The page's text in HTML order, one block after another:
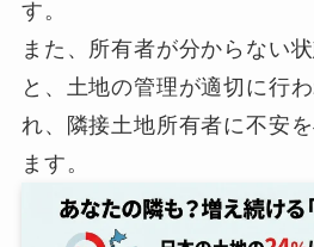
す。
また、所有者が分からない
と、土地の管理が適切に行
れ、隣接土地所有者に不安
ます。